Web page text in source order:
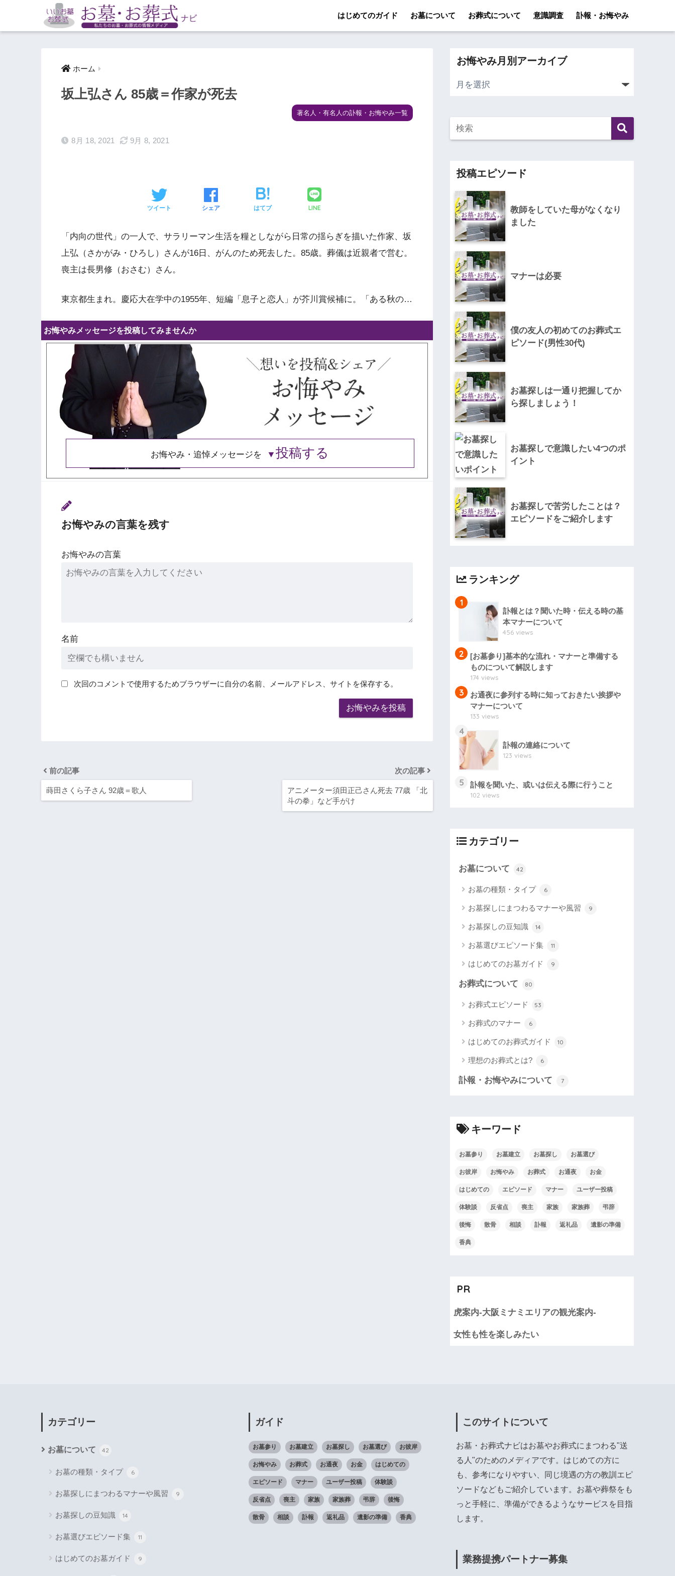
はじめてのガイド お墓について お葬式について 意識調査 訃報・お悔やみ
ホーム
坂上弘さん 85歳＝作家が死去
著名人・有名人の訃報・お悔やみ一覧
8月 18, 2021 9月 8, 2021
ツイート シェア はてブ LINE
「内向の世代」の一人で、サラリーマン生活を糧としながら日常の揺らぎを描いた作家、坂
上弘（さかがみ・ひろし）さんが16日、がんのため死去した。85歳。葬儀は近親者で営む。
喪主は長男修（おさむ）さん。
東京都生まれ。慶応大在学中の1955年、短編「息子と恋人」が芥川賞候補に。「ある秋の…
お悔やみメッセージを投稿してみませんか
お悔やみ・追悼メッセージを 投稿する
お悔やみの言葉を残す
お悔やみの言葉
名前
次回のコメントで使用するためブラウザーに自分の名前、メールアドレス、サイトを保存する。
前の記事
蒔田さくら子さん 92歳＝歌人
次の記事
アニメーター須田正己さん死去 77歳 「北
斗の拳」など手がけ
お悔やみ月別アーカイブ
投稿エピソード
教師をしていた母がなくなり
ました
マナーは必要
僕の友人の初めてのお葬式エ
ピソード(男性30代)
お墓探しは一通り把握してか
ら探しましょう！
お墓探しで意識したい4つのポ
イント
お墓探しで苦労したことは？
エピソードをご紹介します
ランキング
1
訃報とは？聞いた時・伝える時の基
本マナーについて
456 views
2
[お墓参り]基本的な流れ・マナーと準備する
ものについて解説します
174 views
3
お通夜に参列する時に知っておきたい挨拶や
マナーについて
133 views
4
訃報の連絡について
123 views
5 訃報を聞いた、或いは伝える際に行うこと
102 views
カテゴリー
お墓について 42
お墓の種類・タイプ 6
お墓探しにまつわるマナーや風習 9
お墓探しの豆知識 14
お墓選びエピソード集 11
はじめてのお墓ガイド 9
お葬式について 80
お葬式エピソード 53
お葬式のマナー 6
はじめてのお葬式ガイド 10
理想のお葬式とは? 6
訃報・お悔やみについて 7
キーワード
お墓参り お墓建立 お墓探し お墓選び
お彼岸 お悔やみ お葬式 お通夜 お金
はじめての エピソード マナー ユーザー投稿
体験談 反省点 喪主 家族 家族葬 弔辞
後悔 散骨 相談 訃報 返礼品 遺影の準備
香典
PR
虎案内-大阪ミナミエリアの観光案内-
女性も性を楽しみたい
カテゴリー
お墓について 42
お墓の種類・タイプ 6
お墓探しにまつわるマナーや風習 9
お墓探しの豆知識 14
お墓選びエピソード集 11
はじめてのお墓ガイド 9
ガイド
お墓参り お墓建立 お墓探し お墓選び お彼岸
お悔やみ お葬式 お通夜 お金 はじめての
エピソード マナー ユーザー投稿 体験談
反省点 喪主 家族 家族葬 弔辞 後悔
散骨 相談 訃報 返礼品 遺影の準備 香典
このサイトについて
お墓・お葬式ナビはお墓やお葬式にまつわる"送
る人"のためのメディアです。はじめての方に
も、参考になりやすい、同じ境遇の方の教訓エピ
ソードなどもご紹介しています。お墓や葬祭をも
っと手軽に、準備ができるようなサービスを目指
します。
業務提携パートナー募集